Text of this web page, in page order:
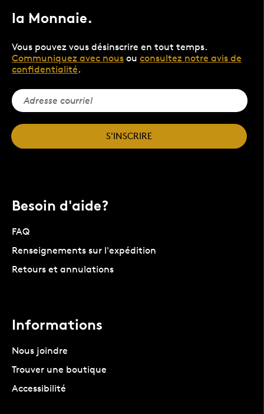
la Monnaie.
Vous pouvez vous désinscrire en tout temps.
Communiquez avec nous ou consultez notre avis de
confidentialité.
S'INSCRIRE
Besoin d'aide?
FAQ
Renseignements sur l'expédition
Retours et annulations
Informations
Nous joindre
Trouver une boutique
Accessibilité